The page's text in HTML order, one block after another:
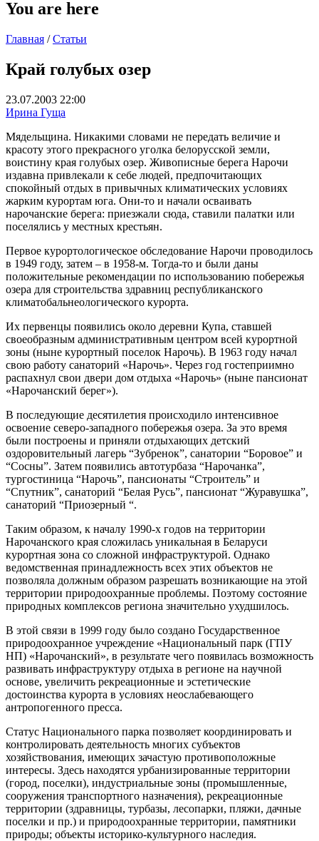
You are here
Главная / Статьи
Край голубых озер
23.07.2003 22:00
Ирина Гуща
Мядельщина. Никакими словами не передать величие и
красоту этого прекрасного уголка белорусской земли,
воистину края голубых озер. Живописные берега Нарочи
издавна привлекали к себе людей, предпочитающих
спокойный отдых в привычных климатических условиях
жарким курортам юга. Они-то и начали осваивать
нарочанские берега: приезжали сюда, ставили палатки или
поселялись у местных крестьян.
Первое курортологическое обследование Нарочи проводилось
в 1949 году, затем – в 1958-м. Тогда-то и были даны
положительные рекомендации по использованию побережья
озера для строительства здравниц республиканского
климатобальнеологического курорта.
Их первенцы появились около деревни Купа, ставшей
своеобразным административным центром всей курортной
зоны (ныне курортный поселок Нарочь). В 1963 году начал
свою работу санаторий «Нарочь». Через год гостеприимно
распахнул свои двери дом отдыха «Нарочь» (ныне пансионат
«Нарочанский берег»).
В последующие десятилетия происходило интенсивное
освоение северо-западного побережья озера. За это время
были построены и приняли отдыхающих детский
оздоровительный лагерь “Зубренок”, санатории “Боровое” и
“Сосны”. Затем появились автотурбаза “Нарочанка”,
тургостиница “Нарочь”, пансионаты “Строитель” и
“Спутник”, санаторий “Белая Русь”, пансионат “Журавушка”,
санаторий “Приозерный “.
Таким образом, к началу 1990-х годов на территории
Нарочанского края сложилась уникальная в Беларуси
курортная зона со сложной инфраструктурой. Однако
ведомственная принадлежность всех этих объектов не
позволяла должным образом разрешать возникающие на этой
территории природоохранные проблемы. Поэтому состояние
природных комплексов региона значительно ухудшилось.
В этой связи в 1999 году было создано Государственное
природоохранное учреждение «Национальный парк (ГПУ
НП) «Нарочанский», в результате чего появилась возможность
развивать инфраструктуру отдыха в регионе на научной
основе, увеличить рекреационные и эстетические
достоинства курорта в условиях неослабевающего
антропогенного пресса.
Статус Национального парка позволяет координировать и
контролировать деятельность многих субъектов
хозяйствования, имеющих зачастую противоположные
интересы. Здесь находятся урбанизированные территории
(город, поселки), индустриальные зоны (промышленные,
сооружения транспортного назначения), рекреационные
территории (здравницы, турбазы, лесопарки, пляжи, дачные
поселки и пр.) и природоохранные территории, памятники
природы; объекты историко-культурного наследия.